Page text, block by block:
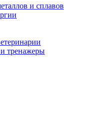
и сплавов
тренажеры